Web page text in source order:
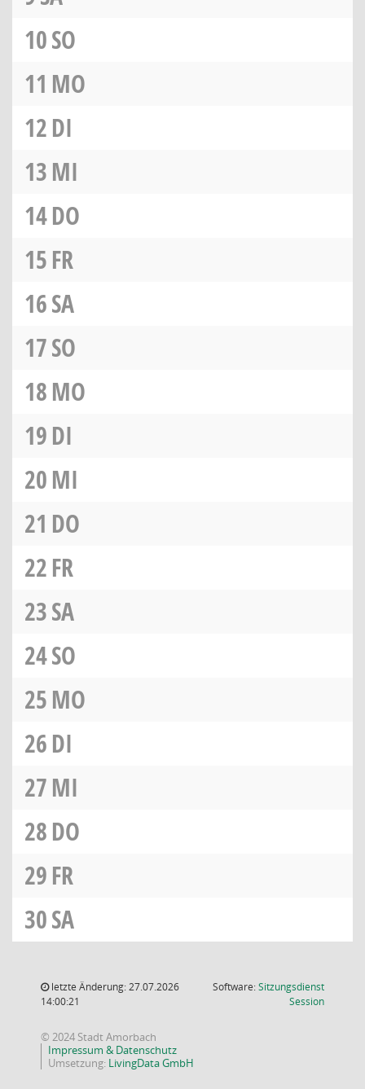
10SO
11 MO
12DI
13MI
14DO
15FR
16SA
17SO
18MO
19DI
20MI
21 DO
22FR
23SA
24SO
25MO
26DI
27MI
28DO
29FR
30SA
letzte Änderung: 27.07.2026
14:00:21
Software:Sitzungsdienst
Session(Wird in
© 2024 Stadt Amorbach
Impressum & Datenschutz
Umsetzung: LivingData GmbH